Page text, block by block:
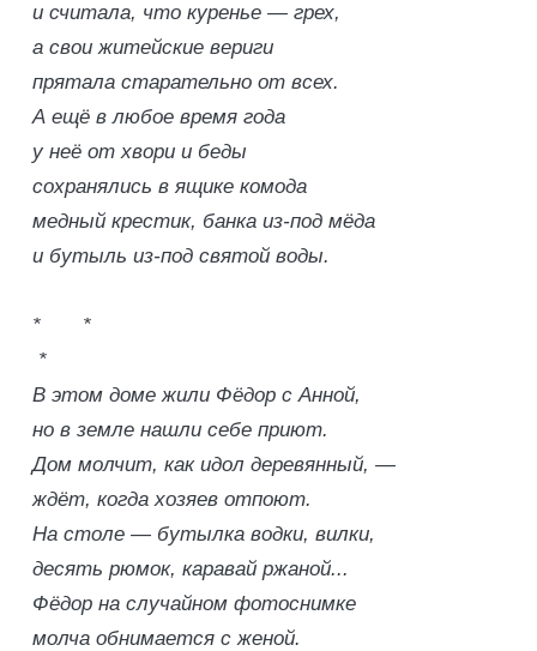
и считала, что куренье — грех,
а свои житейские вериги
прятала старательно от всех.
А ещё в любое время года
у неё от хвори и беды
сохранялись в ящике комода
медный крестик, банка из-под мёда
и бутыль из-под святой воды.
* *
*
В этом доме жили Фёдор с Анной,
но в земле нашли себе приют.
Дом молчит, как идол деревянный, —
ждёт, когда хозяев отпоют.
На столе — бутылка водки, вилки,
десять рюмок, каравай ржаной...
Фёдор на случайном фотоснимке
молча обнимается с женой.